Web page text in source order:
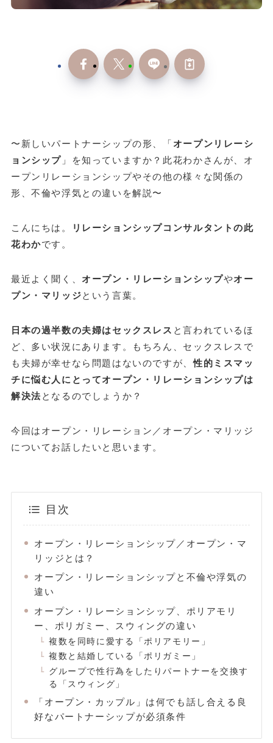
〜新しいパートナーシップの形、「オープンリレーシ
ョンシップ 」を知っていますか？此花わかさんが、オ
ープンリレーションシップやその他の様々な関係の
形、不倫や浮気との違いを解説〜
こんにちは。
リレーションシップコンサルタントの此
花わかです。
最近よく聞く、オープン・リレーションシップやオー
プン・マリッジという言葉。
日本の過半数の夫婦はセックスレス と言われているほ
ど、多い状況にあります。もちろん、セックスレスで
も夫婦が幸せなら問題はないのですが、性的ミスマッ
チに悩む人にとってオープン・リレーションシップは
解決法となるのでしょうか？
今回はオープン・リレーション／オープン・マリッジ
についてお話したいと思います。
目次
オープン・リレーションシップ／オープン・マ
リッジとは？
オープン・リレーションシップと不倫や浮気の
違い
オープン・リレーションシップ、ポリアモリ
ー、ポリガミー、スウィングの違い
複数を同時に愛する「ポリアモリー」
複数と結婚している「ポリガミー」
グループで性行為をしたりパートナーを交換す
る「スウィング」
「オープン・カップル」は何でも話し合える良
好なパートナーシップが必須条件